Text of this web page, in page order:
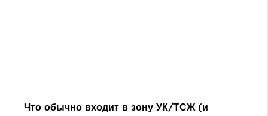
Что обычно входит в зону УК/ТСЖ (и